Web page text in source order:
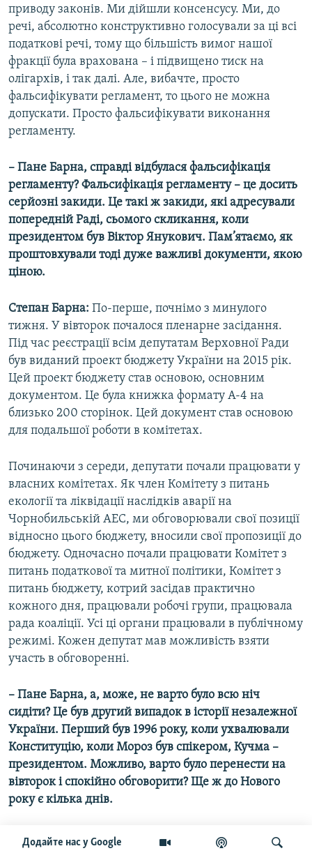
Додайте нас у Google
приводу законів. Ми дійшли консенсусу. Ми, до
речі, абсолютно конструктивно голосували за ці всі
податкові речі, тому що більшість вимог нашої
фракції була врахована – і підвищено тиск на
олігархів, і так далі. Але, вибачте, просто
фальсифікувати регламент, то цього не можна
допускати. Просто фальсифікувати виконання
регламенту.
– Пане Барна, справді відбулася фальсифікація
регламенту? Фальсифікація регламенту – це досить
серйозні закиди. Це такі ж закиди, які адресували
попередній Раді, сьомого скликання, коли
президентом був Віктор Янукович. Пам’ятаємо, як
проштовхували тоді дуже важливі документи, якою
ціною.
Степан Барна: По-перше, почнімо з минулого
тижня. У вівторок почалося пленарне засідання.
Під час реєстрації всім депутатам Верховної Ради
був виданий проект бюджету України на 2015 рік.
Цей проект бюджету став основою, основним
документом. Це була книжка формату А-4 на
близько 200 сторінок. Цей документ став основою
для подальшої роботи в комітетах.
Починаючи з середи, депутати почали працювати у
власних комітетах. Як член Комітету з питань
екології та ліквідації наслідків аварії на
Чорнобильській АЕС, ми обговорювали свої позиції
відносно цього бюджету, вносили свої пропозиції до
бюджету. Одночасно почали працювати Комітет з
питань податкової та митної політики, Комітет з
питань бюджету, котрий засідав практично
кожного дня, працювали робочі групи, працювала
рада коаліції. Усі ці органи працювали в публічному
режимі. Кожен депутат мав можливість взяти
участь в обговоренні.
– Пане Барна, а, може, не варто було всю ніч
сидіти? Це був другий випадок в історії незалежної
України. Перший був 1996 року, коли ухвалювали
Конституцію, коли Мороз був спікером, Кучма –
президентом. Можливо, варто було перенести на
вівторок і спокійно обговорити? Ще ж до Нового
року є кілька днів.
Степан Барна:
Я не вбачаю в цьому проблеми. Я